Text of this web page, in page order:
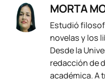
MORTA
Estudió
novelas y los
Desde la
redacción de
académica. A